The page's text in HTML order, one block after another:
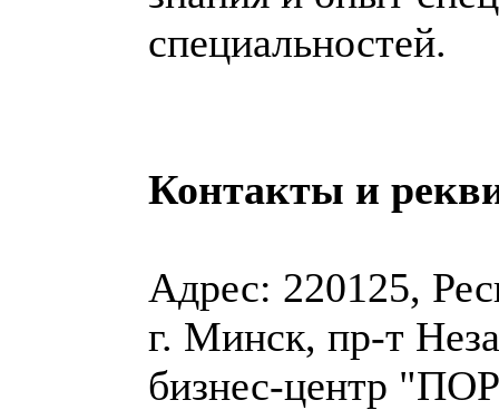
специальностей.
Контакты и
Адрес: 220125,
г. Минск, пр-т
бизнес-центр